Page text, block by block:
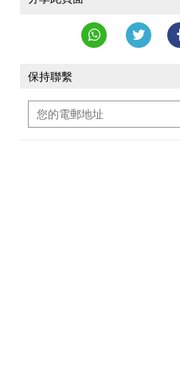
保持聯繫